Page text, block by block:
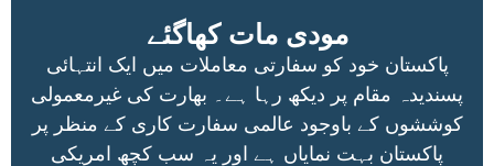
مودی مات کھاگئے
پاکستان خود کو سفارتی معاملات میں ایک انتہائی
پسندیدہ مقام پر دیکھ رہا ہے۔ بھارت کی غیرمعمولی
کوششوں کے باوجود عالمی سفارت کاری کے منظر پر
پاکستان بہت نمایاں ہے اور یہ سب کچھ امریکی